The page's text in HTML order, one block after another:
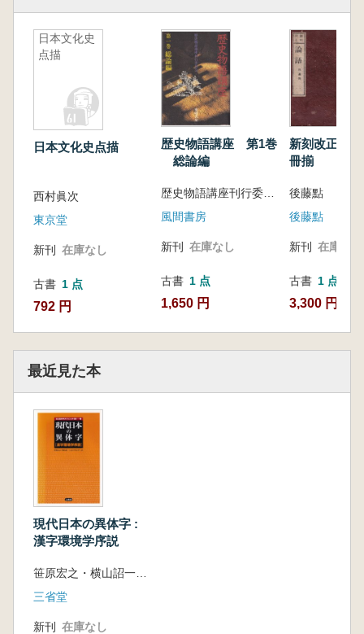
日本文化史
点描
日本文化史点描
西村眞次
東京堂
新刊 在庫なし
古書 1 点
792 円
歴史物語講座 第1巻
総論編
歴史物語講座刊行委員会 編
風間書房
新刊 在庫なし
古書 1 点
1,650 円
新刻改正
冊揃
後藤點
後藤點
新刊 在庫なし
古書 1 点
3,300 円
最近見た本
現代日本の異体字 :
漢字環境学序説
三省堂
新刊 在庫なし